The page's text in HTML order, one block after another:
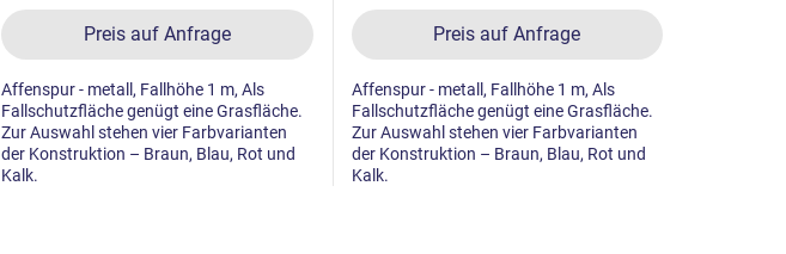
Preis auf Anfrage
Affenspur - metall, Fallhöhe 1 m, Als
Fallschutzfläche genügt eine Grasfläche.
Zur Auswahl stehen vier Farbvarianten
der Konstruktion – Braun, Blau, Rot und
Kalk.
Preis auf Anfrage
Affenspur - metall, Fallhöhe 1 m, Als
Fallschutzfläche genügt eine Grasfläche.
Zur Auswahl stehen vier Farbvarianten
der Konstruktion – Braun, Blau, Rot und
Kalk.